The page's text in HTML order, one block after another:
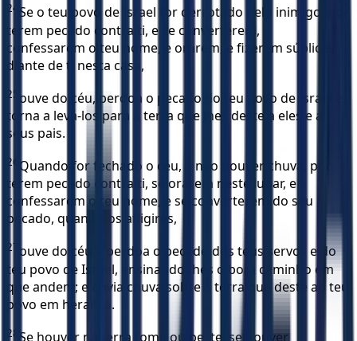
24 Se o teu povo de Israel for derrotado pelo inimigo, por
terem pecado contra ti, e se converterem, e
confessarem o teu nome, e orarem, e fizerem súplicas
diante de ti nesta casa,
25 ouve do céu, perdoa o pecado do teu povo de Israel e
torna a levá-los para a terra que lhes deste a eles e a
seus pais.
26 Quando for fechado o céu, e não houver chuva, por
terem pecado contra ti, se orarem neste lugar, e
confessarem o teu nome, e se converterem do seu
pecado, quando os afligires,
27 ouve do céu e perdoa o pecado dos teus servos e do
teu povo de Israel, ensinando-lhes o bom caminho em
que andem; e envia chuva sobre a terra que deste ao teu
povo em herança.
28 Se houver na terra fome ou peste, se houver